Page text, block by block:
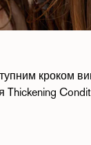
кроком
Thickening